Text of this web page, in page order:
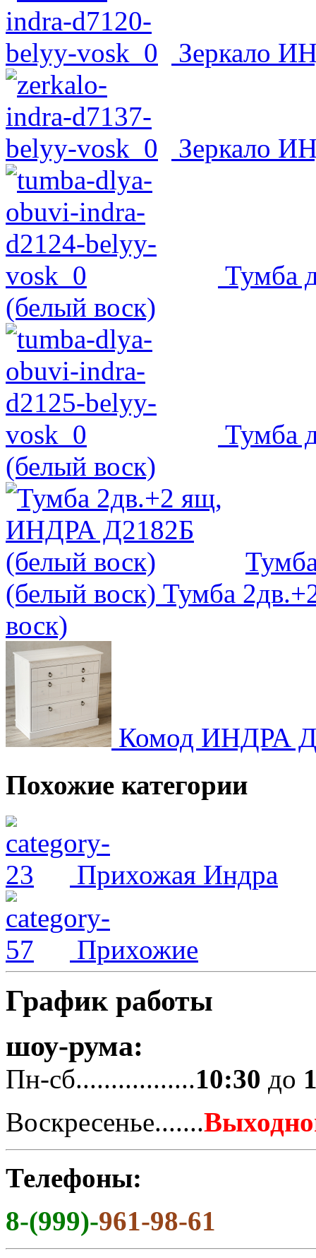
Зеркало
Зеркало
Тумба
(белый воск)
Тумба
(белый воск)
(белый воск) Тумба
воск)
Комод ИНДРА
Похожие категории
Прихожая Индра
Прихожие
График работы
шоу-рума:
Пн-сб.................10:30 до
Воскресенье.......
Телефоны:
8-(999)-961-98-61